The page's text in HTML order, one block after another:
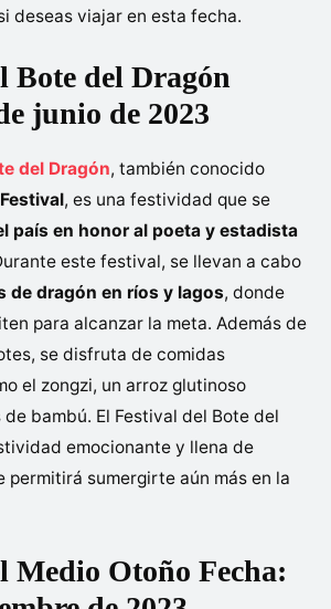
deseas viajar en esta fecha.
Bote del Dragón
junio de 2023
del Dragón, también conocido
, es una festividad que se
país en honor al poeta y estadista
este festival, se llevan a cabo
de dragón en ríos y lagos, donde
para alcanzar la meta. Además de
se disfruta de comidas
el zongzi, un arroz glutinoso
bambú. El Festival del Bote del
emocionante y llena de
permitirá sumergirte aún más en la
Medio Otoño Fecha: